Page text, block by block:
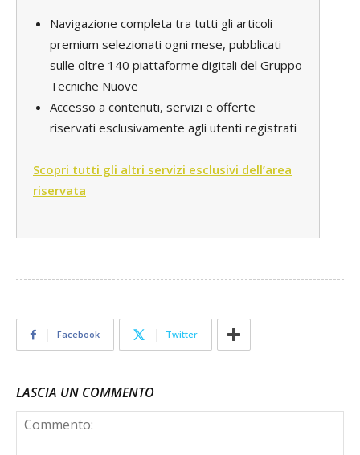
Navigazione completa tra tutti gli articoli
premium selezionati ogni mese, pubblicati
sulle oltre 140 piattaforme digitali del Gruppo
Tecniche Nuove
Accesso a contenuti, servizi e offerte
riservati esclusivamente agli utenti registrati
Scopri tutti gli altri servizi esclusivi dell’area
riservata
Facebook Twitter
LASCIA UN COMMENTO